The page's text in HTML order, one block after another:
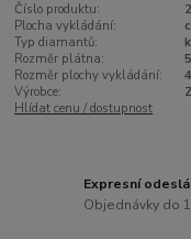
Číslo produktu:
Plocha vykládání:
Typ diamantů:
Rozměr plátna:
Rozměr plochy vykládání:
Výrobce:
Hlídat cenu / dostupnost
Expresní
Objednávky do